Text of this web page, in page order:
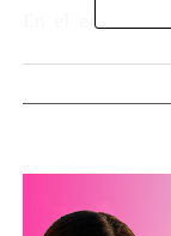
En el
importancia de
participación
desarrollo de